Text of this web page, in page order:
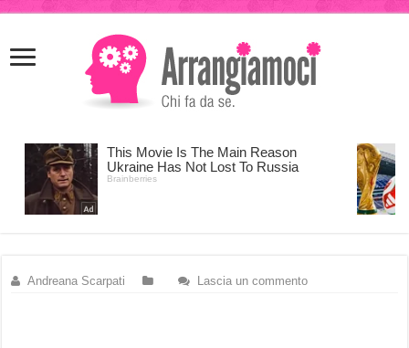
giriş
kingroyal
Andreana Scarpati Lascia un commento